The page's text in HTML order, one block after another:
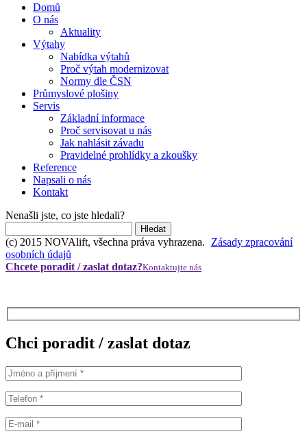
Domů
O nás
Aktuality
Výtahy
Nabídka výtahů
Proč výtah modernizovat
Normy dle ČSN
Průmyslové plošiny
Servis
Základní informace
Proč servisovat u nás
Jak nahlásit závadu
Pravidelné prohlídky a zkoušky
Reference
Napsali o nás
Kontakt
Nenašli jste, co jste hledali?
(c) 2015 NOVAlift, všechna práva vyhrazena.
Zásady zpracování
osobních údajů
Chcete poradit / zaslat dotaz?Kontaktujte nás
Chci poradit / zaslat dotaz